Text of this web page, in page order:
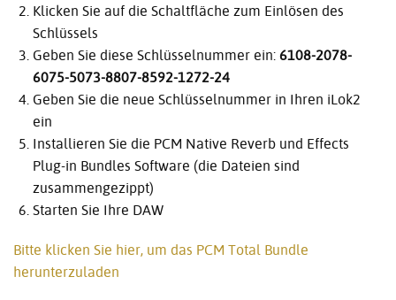
Klicken Sie auf die Schaltfläche zum Einlösen des
Schlüssels
Geben Sie diese Schlüsselnummer ein:6108-2078-
6075-5073-8807-8592-1272-24
Geben Sie die neue Schlüsselnummer in Ihren iLok2
ein
Installieren Sie die PCM Native Reverb und Effects
Plug-in Bundles Software (die Dateien sind
zusammengezippt)
Starten Sie Ihre DAW
Bitte klicken Sie hier, um das PCM Total Bundle
herunterzuladen